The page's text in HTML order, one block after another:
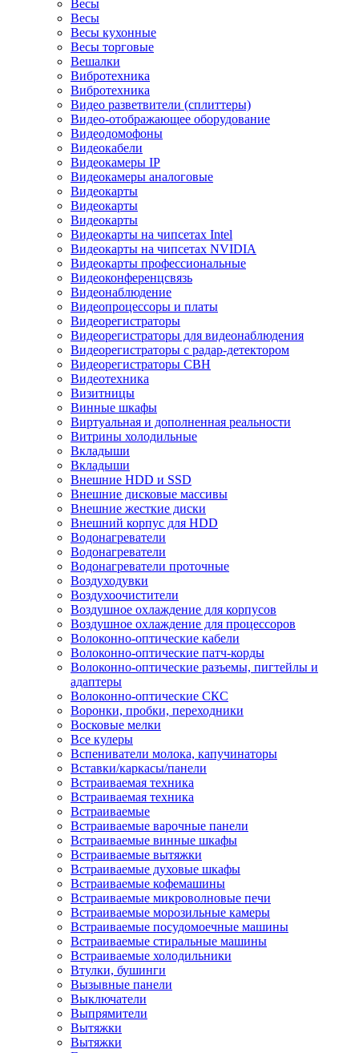
Весы
Весы
Весы кухонные
Весы торговые
Вешалки
Вибротехника
Вибротехника
Видео разветвители (сплиттеры)
Видео-отображающее оборудование
Видеодомофоны
Видеокабели
Видеокамеры IP
Видеокамеры аналоговые
Видеокарты
Видеокарты
Видеокарты
Видеокарты на чипсетах Intel
Видеокарты на чипсетах NVIDIA
Видеокарты профессиональные
Видеоконференцсвязь
Видеонаблюдение
Видеопроцессоры и платы
Видеорегистраторы
Видеорегистраторы для видеонаблюдения
Видеорегистраторы с радар-детектором
Видеорегистраторы СВН
Видеотехника
Визитницы
Винные шкафы
Виртуальная и дополненная реальности
Витрины холодильные
Вкладыши
Вкладыши
Внешние HDD и SSD
Внешние дисковые массивы
Внешние жесткие диски
Внешний корпус для HDD
Водонагреватели
Водонагреватели
Водонагреватели проточные
Воздуходувки
Воздухоочистители
Воздушное охлаждение для корпусов
Воздушное охлаждение для процессоров
Волоконно-оптические кабели
Волоконно-оптические патч-корды
Волоконно-оптические разъемы, пигтейлы и
адаптеры
Волоконно-оптические СКС
Воронки, пробки, переходники
Восковые мелки
Все кулеры
Вспениватели молока, капучинаторы
Вставки/каркасы/панели
Встраиваемая техника
Встраиваемая техника
Встраиваемые
Встраиваемые варочные панели
Встраиваемые винные шкафы
Встраиваемые вытяжки
Встраиваемые духовые шкафы
Встраиваемые кофемашины
Встраиваемые микроволновые печи
Встраиваемые морозильные камеры
Встраиваемые посудомоечные машины
Встраиваемые стиральные машины
Встраиваемые холодильники
Втулки, бушинги
Вызывные панели
Выключатели
Выпрямители
Вытяжки
Вытяжки